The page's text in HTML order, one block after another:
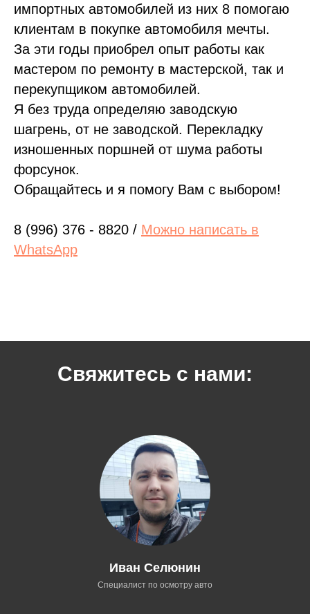
импортных автомобилей из них 8 помогаю
клиентам в покупке автомобиля мечты.
За эти годы приобрел опыт работы как
мастером по ремонту в мастерской, так и
перекупщиком автомобилей.
Я без труда определяю заводскую
шагрень, от не заводской. Перекладку
изношенных поршней от шума работы
форсунок.
Обращайтесь и я помогу Вам с выбором!
8 (996) 376 - 8820 / Можно написать в
WhatsApp
Свяжитесь с нами:
Иван Селюнин
Специалист по осмотру авто